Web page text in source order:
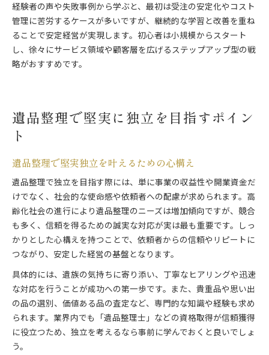
経験者の声や失敗事例から学ぶと、最初は受注の安定化やコスト
管理に苦労するケースが多いですが、継続的な学習と改善を重ね
ることで安定経営が実現します。初心者は小規模からスタート
し、徐々にサービス領域や顧客層を広げるステップアップ型の戦
略がおすすめです。
遺品整理で堅実に独立を目指すポイン
ト
遺品整理で堅実独立を叶えるための心構え
遺品整理で独立を目指す際には、単に事業の収益性や開業資金だ
けでなく、社会的な使命感や依頼者への配慮が求められます。高
齢化社会の進行により遺品整理のニーズは増加傾向ですが、競合
も多く、信頼を得るための誠実な対応が実は最も重要です。しっ
かりとした心構えを持つことで、依頼者からの信頼やリピートに
つながり、安定した経営の基盤となります。
具体的には、遺族の気持ちに寄り添い、丁寧なヒアリングや迅速
な対応を行うことが成功への第一歩です。また、貴重品や思い出
の品の選別、価値ある品の査定など、専門的な知識や経験も求め
られます。業界内でも「遺品整理士」などの資格取得が信頼獲得
に役立つため、独立を考えるなら事前に学んでおくと良いでしょ
う。